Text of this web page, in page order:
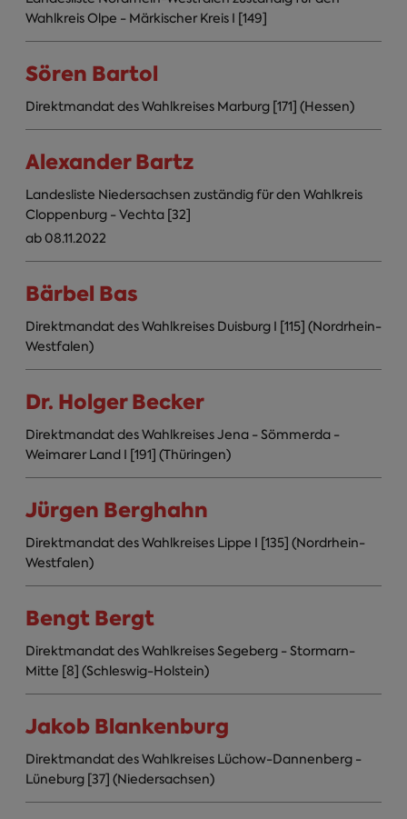
Wahlkreis Olpe - Märkischer Kreis I [149]
Sören Bartol
Direktmandat des Wahlkreises Marburg [171] (Hessen)
Alexander Bartz
Landesliste Niedersachsen zuständig für den Wahlkreis
Cloppenburg - Vechta [32]
ab 08.11.2022
Bärbel Bas
Direktmandat des Wahlkreises Duisburg I [115] (Nordrhein-
Westfalen)
Dr. Holger Becker
Direktmandat des Wahlkreises Jena - Sömmerda -
Weimarer Land I [191] (Thüringen)
Jürgen Berghahn
Direktmandat des Wahlkreises Lippe I [135] (Nordrhein-
Westfalen)
Bengt Bergt
Direktmandat des Wahlkreises Segeberg - Stormarn-
Mitte [8] (Schleswig-Holstein)
Jakob Blankenburg
Direktmandat des Wahlkreises Lüchow-Dannenberg -
Lüneburg [37] (Niedersachsen)